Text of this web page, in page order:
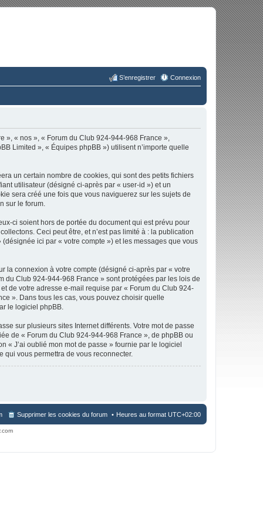
Connexion
S’enregistrer
», « nos », « Forum du Club 924-944-968 France »,
Limited », « Équipes phpBB ») utilisent n’importe quelle
un certain nombre de cookies, qui sont des petits fichiers
utilisateur (désigné ci-après par « user-id ») et un
sera créé une fois que vous naviguerez sur les sujets de
sur le forum.
ci soient hors de portée du document qui est prévu pour
Ceci peut être, et n’est pas limité à : la publication
ici par « votre compte ») et les messages que vous
la connexion à votre compte (désigné ci-après par « votre
du Club 924-944-968 France » sont protégées par les lois de
de votre adresse e-mail requise par « Forum du Club 924-
». Dans tous les cas, vous pouvez choisir quelle
le logiciel phpBB.
sur plusieurs sites Internet différents. Votre mot de passe
de « Forum du Club 924-944-968 France », de phpBB ou
« J’ai oublié mon mot de passe » fournie par le logiciel
qui vous permettra de vous reconnecter.
Heures au format UTC+02:00
Supprimer les cookies du forum